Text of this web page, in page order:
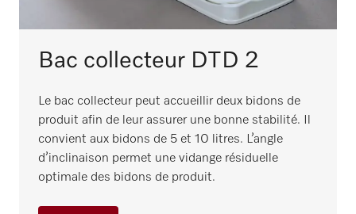
Bac collecteur DTD 2
Le bac collecteur peut accueillir deux bidons de
produit afin de leur assurer une bonne stabilité. Il
convient aux bidons de 5 et 10 litres. L’angle
d’inclinaison permet une vidange résiduelle
optimale des bidons de produit.